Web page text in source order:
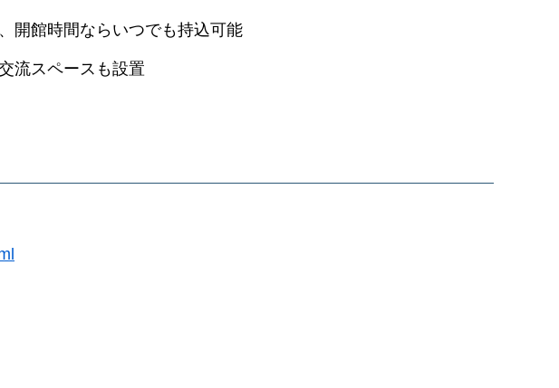
開館時間ならいつでも持込可能
流スペースも設置